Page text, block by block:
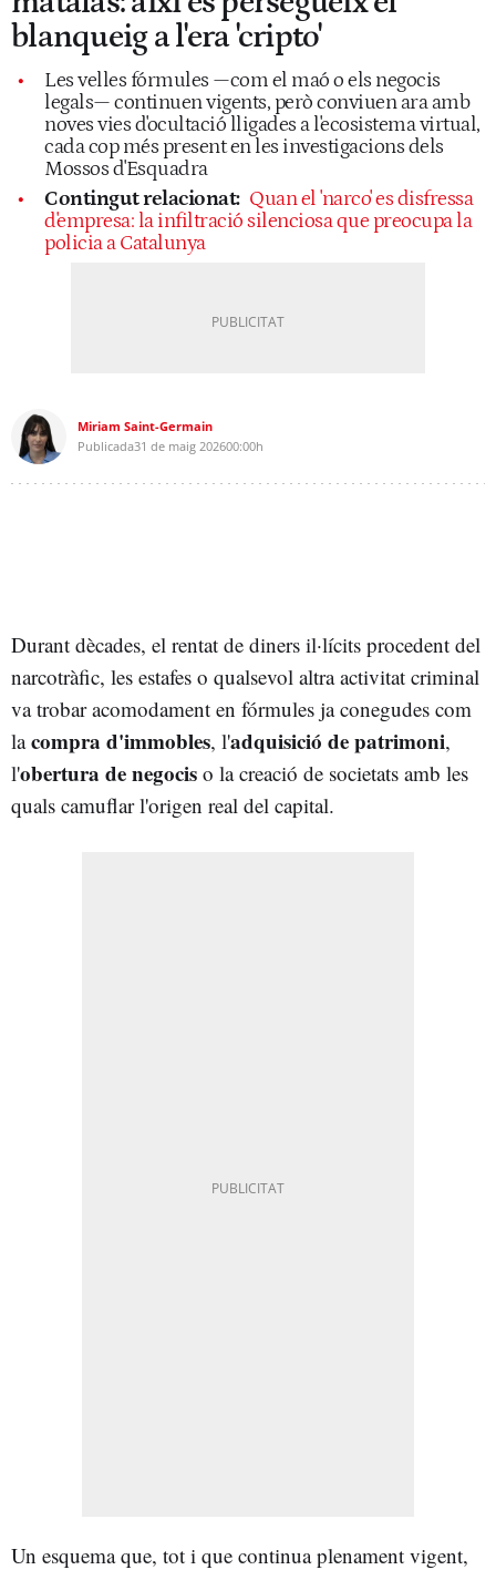
blanqueig a l'era 'cripto'
Les velles fórmules —com el maó o els negocis
legals— continuen vigents, però conviuen ara amb
noves vies d'ocultació lligades a l'ecosistema virtual,
cada cop més present en les investigacions dels
Mossos d'Esquadra
Contingut relacionat: Quan el 'narco' es disfressa
d'empresa: la infiltració silenciosa que preocupa la
policia a Catalunya
Miriam Saint-Germain
Publicada31 de maig 202600:00h
Durant dècades, el rentat de diners il·lícits procedent del
narcotràfic, les estafes o qualsevol altra activitat criminal
va trobar acomodament en fórmules ja conegudes com
lacompra d'immobles, l'adquisició de patrimoni,
l'obertura de negocis o la creació de societats amb les
quals camuflar l'origen real del capital.
Un esquema que, tot i que continua plenament vigent,